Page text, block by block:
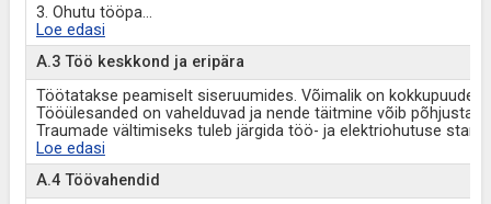
3. Ohutu tööpa...
Loe edasi
A.3 Töö keskkond ja eripära
Töötatakse peamiselt siseruumides. Võimalik on kokkupuude
Tööülesanded on vahelduvad ja nende täitmine võib
Traumade vältimiseks tuleb järgida töö- ja elektriohutuse
Loe edasi
A.4 Töövahendid